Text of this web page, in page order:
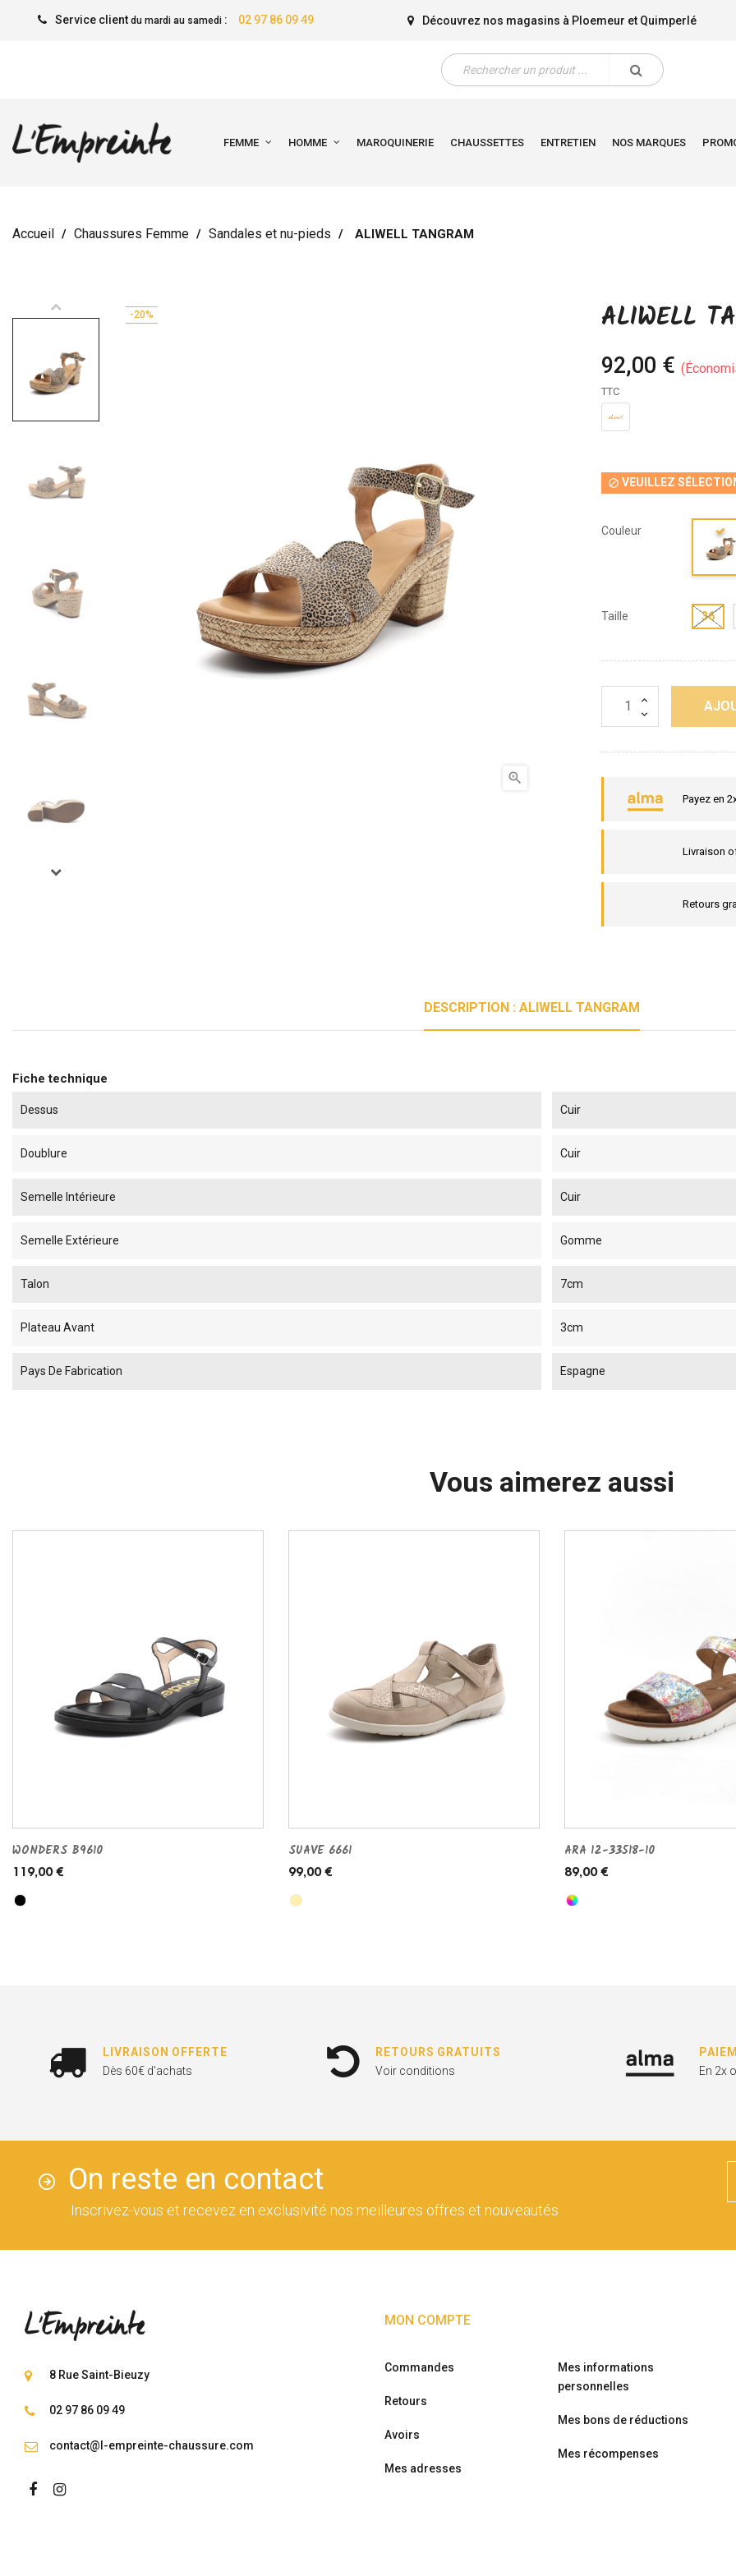
Service client du mardi au samedi: 02 97 86 09 49 Découvrez nos magasins à Ploemeur et Quimperlé
FEMME HOMME MAROQUINERIE CHAUSSETTES ENTRETIEN NOS MARQUES
Accueil Chaussures Femme Sandales et nu-pieds ALIWELL TANGRAM
-20%

ALIWELL
92,00 €
TTC
 VEUILLEZ
Couleur
Taille 36
Payez en
Livraison
Retours
DESCRIPTION : ALIWELL TANGRAM
Fiche technique
Dessus Cuir
Doublure Cuir
Semelle Intérieure Cuir
Semelle Extérieure Gomme
Talon 7cm
Plateau Avant 3cm
Pays De Fabrication Espagne
Vous aimerez aussi
WONDERS B9610
119,00 €
SUAVE 6661
99,00 €
ARA 12-33518-10
89,00 €
LIVRAISON OFFERTE
Dès 60€ d'achats
RETOURS GRATUITS
Voir conditions
En 2x
On reste en contact
Inscrivez-vous et recevez en exclusivité nos meilleures offres et nouveautés
8 Rue Saint-Bieuzy
02 97 86 09 49
contact@l-empreinte-chaussure.com
MON COMPTE
Commandes
Retours
Avoirs
Mes adresses
Mes informations
personnelles
Mes bons de réductions
Mes récompenses